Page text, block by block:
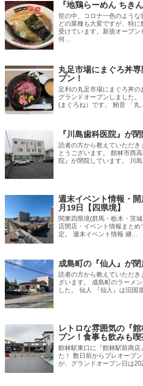
『地鶏らーめん ちき
世の中、コロナ一色のような
どの業種も大変ですが、特
受けています。新規オープ
何...
丸足市場にまぐろ丼
プン！
足利の丸足市場にまぐろ丼の
グランドオープンしました。
(まぐろね）です。 鮪音 「丸
『川島歯科医院』が
読者の方から教えていただ
とうございます。 館林市西
院』が閉院しています。 川
週末イベント情報・
月19日【四県境】
関東四県境(群馬・栃木・茨
店閉店・イベント情報まと
定。 週末イベント情報 継...
成島町の『仙人』が閉
読者の方から教えていただ
ざいます。 成島町のラーメ
した。 仙人 『仙人』は旧国
レトロな雰囲気の『
プン！食事も飲みも
館林駅東口に『館林駅前商店
た！ 数日前からプレオープ
が、グランドオープン日は